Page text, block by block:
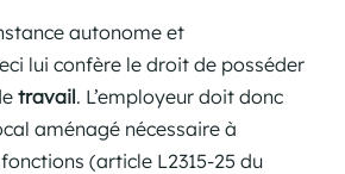
autonome et
lui confère le droit de posséder
travail. L’employeur doit donc
aménagé nécessaire à
fonctions (article L2315-25 du